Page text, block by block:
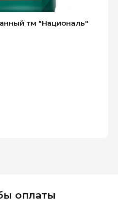
тм "Националь"
оплаты